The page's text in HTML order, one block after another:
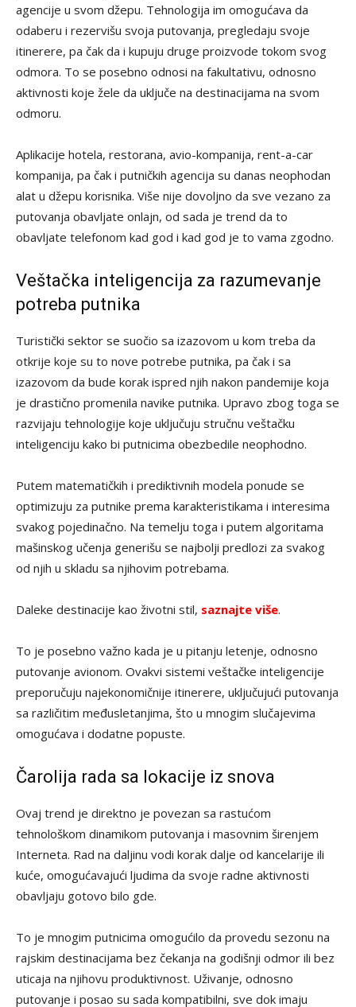
agencije u svom džepu. Tehnologija im omogućava da
odaberu i rezervišu svoja putovanja, pregledaju svoje
itinerere, pa čak da i kupuju druge proizvode tokom svog
odmora. To se posebno odnosi na fakultativu, odnosno
aktivnosti koje žele da uključe na destinacijama na svom
odmoru.
Aplikacije hotela, restorana, avio-kompanija, rent-a-car
kompanija, pa čak i putničkih agencija su danas neophodan
alat u džepu korisnika. Više nije dovoljno da sve vezano za
putovanja obavljate onlajn, od sada je trend da to
obavljate telefonom kad god i kad god je to vama zgodno.
Veštačka inteligencija za razumevanje
potreba putnika
Turistički sektor se suočio sa izazovom u kom treba da
otkrije koje su to nove potrebe putnika, pa čak i sa
izazovom da bude korak ispred njih nakon pandemije koja
je drastično promenila navike putnika. Upravo zbog toga se
razvijaju tehnologije koje uključuju stručnu veštačku
inteligenciju kako bi putnicima obezbedile neophodno.
Putem matematičkih i prediktivnih modela ponude se
optimizuju za putnike prema karakteristikama i interesima
svakog pojedinačno. Na temelju toga i putem algoritama
mašinskog učenja generišu se najbolji predlozi za svakog
od njih u skladu sa njihovim potrebama.
Daleke destinacije kao životni stil, saznajte više.
To je posebno važno kada je u pitanju letenje, odnosno
putovanje avionom. Ovakvi sistemi veštačke inteligencije
preporučuju najekonomičnije itinerere, uključujući putovanja
sa različitim međusletanjima, što u mnogim slučajevima
omogućava i dodatne popuste.
Čarolija rada sa lokacije iz snova
Ovaj trend je direktno je povezan sa rastućom
tehnološkom dinamikom putovanja i masovnim širenjem
Interneta. Rad na daljinu vodi korak dalje od kancelarije ili
kuće, omogućavajući ljudima da svoje radne aktivnosti
obavljaju gotovo bilo gde.
To je mnogim putnicima omogućilo da provedu sezonu na
rajskim destinacijama bez čekanja na godišnji odmor ili bez
uticaja na njihovu produktivnost. Uživanje, odnosno
putovanje i posao su sada kompatibilni, sve dok imaju